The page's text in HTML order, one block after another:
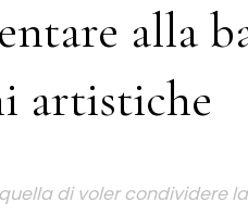
alla
artistiche
di voler condividere